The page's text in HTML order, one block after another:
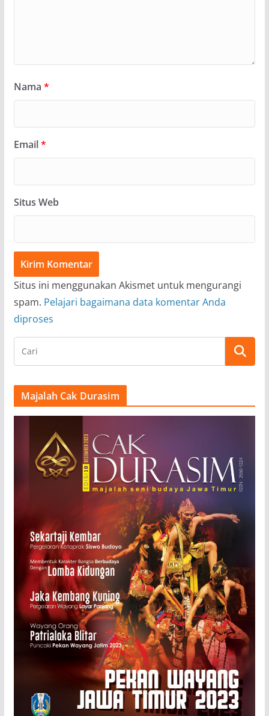
Nama *
Email*
Situs Web
Situs ini menggunakan Akismet untuk mengurangi
spam. Pelajari bagaimana data komentar Anda
diproses
Majalah Cak Durasim